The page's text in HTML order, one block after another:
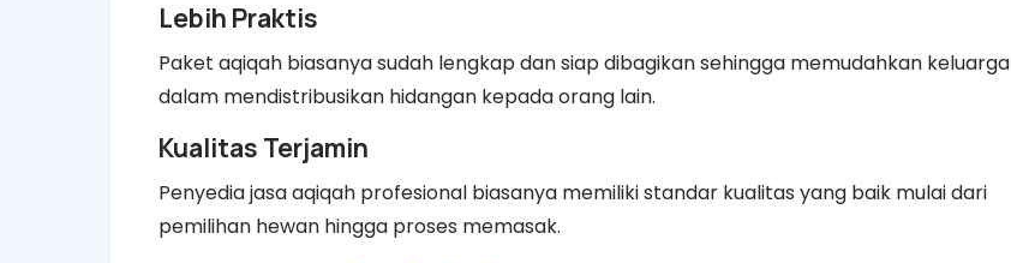
Lebih Praktis
Paket aqiqah biasanya sudah lengkap dan siap dibagikan sehingga memudahkan keluarga
dalam mendistribusikan hidangan kepada orang lain.
Kualitas Terjamin
Penyedia jasa aqiqah profesional biasanya memiliki standar kualitas yang baik mulai dari
pemilihan hewan hingga proses memasak.